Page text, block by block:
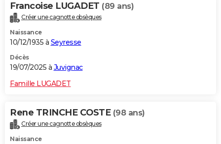
Francoise LUGADET (89 ans)
Créer une cagnotte obsèques
Naissance
10/12/1935 à Seyresse
Décès
19/07/2025 à Juvignac
Famille LUGADET
Rene TRINCHE COSTE (98 ans)
Créer une cagnotte obsèques
Naissance